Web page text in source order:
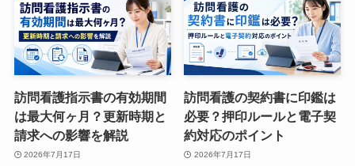
訪問看護指示書の有効期間
は最大何ヶ月？更新時期と
請求への影響を解説
2026年7月17日
訪問看護の契約書に印鑑は
必要？押印ルールと電子契
約対応のポイント
2026年7月17日